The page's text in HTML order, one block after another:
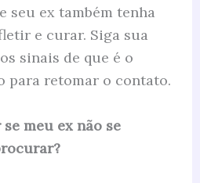
seu ex também tenha
e curar. Siga sua
sinais de que é o
para retomar o contato.
meu ex não se